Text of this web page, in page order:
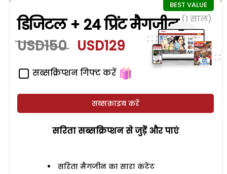
डिजिटल + 24 प्रिंट मैगजीन (1 साल)
USD150 USD129
सब्सक्रिप्शन गिफ्ट करें
सब्सक्राइब करें
सरिता सब्सक्रिप्शन से जुड़ेें और पाएं
सरिता मैगजीन का सारा कंटेंट